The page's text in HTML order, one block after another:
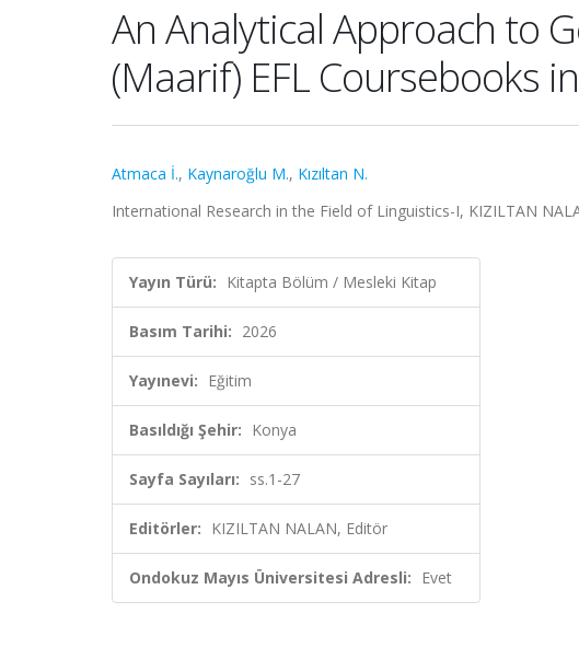
An Analytical Approach to
(Maarif) EFL Coursebooks
Atmaca İ., Kaynaroğlu M., Kızıltan N.
International Research in the Field of Linguistics-I, KIZILTAN
Yayın Türü: Kitapta Bölüm / Mesleki Kitap
Basım Tarihi: 2026
Yayınevi: Eğitim
Basıldığı Şehir: Konya
Sayfa Sayıları: ss.1-27
Editörler: KIZILTAN NALAN, Editör
Ondokuz Mayıs Üniversitesi Adresli: Evet